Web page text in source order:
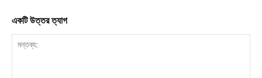
একটি উত্তর ত্যাগ